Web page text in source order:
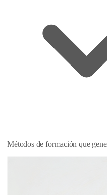
Métodos de formación que